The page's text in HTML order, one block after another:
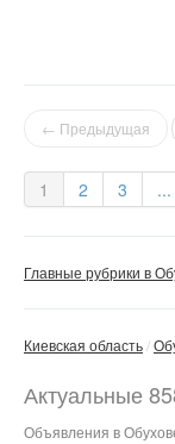
← Предыдущая
1 2 3 ...
Главные рубрики в
Киевская область
Актуальные
Объявления в